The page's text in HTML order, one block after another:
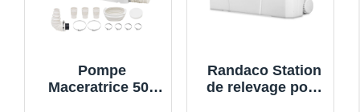
Pompe
Maceratrice 500
Randaco Station
de relevage pour